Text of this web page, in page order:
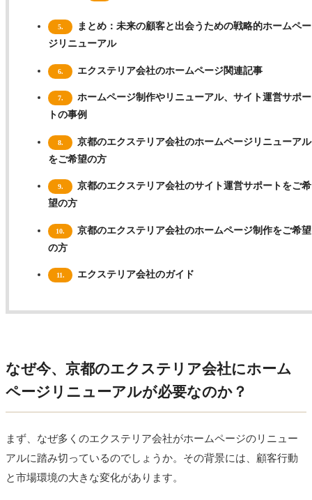
5.
まとめ：未来の顧客と出会うための戦略的ホームペー
ジリニューアル
6. エクステリア会社のホームページ関連記事
7.
ホームページ制作やリニューアル、サイト運営サポー
トの事例
8.
京都のエクステリア会社のホームページリニューアル
をご希望の方
9.
京都のエクステリア会社のサイト運営サポートをご希
望の方
10.
京都のエクステリア会社のホームページ制作をご希望
の方
11. エクステリア会社のガイド
なぜ今、京都のエクステリア会社にホーム
ページリニューアルが必要なのか？
まず、なぜ多くのエクステリア会社がホームページのリニュー
アルに踏み切っているのでしょうか。その背景には、顧客行動
と市場環境の大きな変化があります。